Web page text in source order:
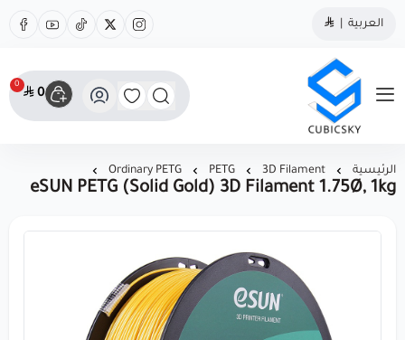
العربية
مؤسسة كيوبك سكاي
0
0
الرئيسية 3D Filament
PETG
Ordinary PETG
eSUN PETG (Solid Gold) 3D Filament 1.75Ø, 1kg